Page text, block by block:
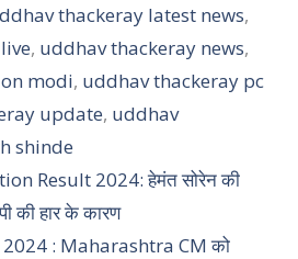
thackeray latest news,
, uddhav thackeray news,
modi, uddhav thackeray pc
update, uddhav
shinde
Result 2024: हेमंत सोरेन की
की हार के कारण
: Maharashtra CM को